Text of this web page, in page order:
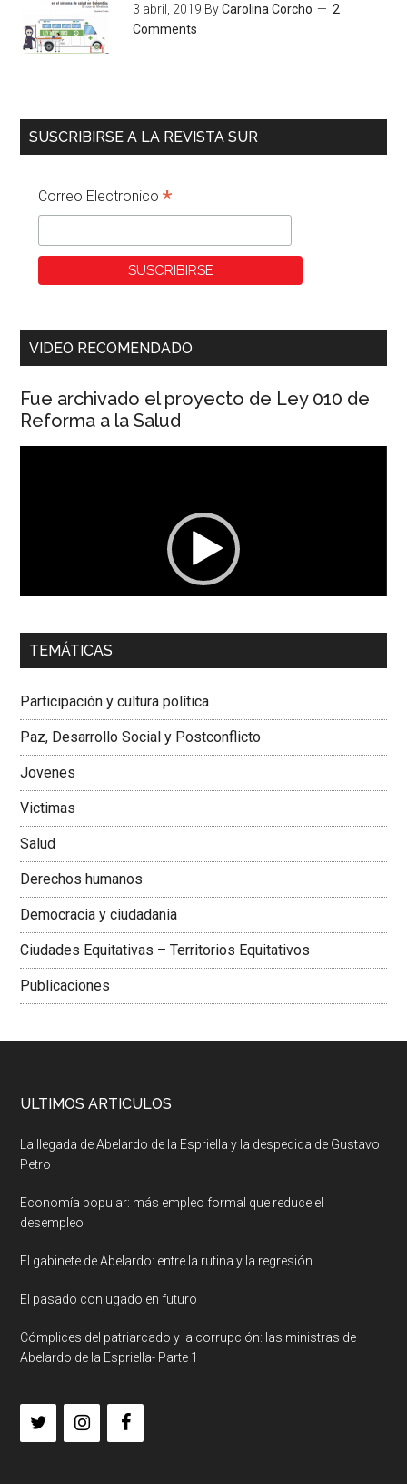
3 abril, 2019 ByCarolina Corcho
2
Comments
SUSCRIBIRSE A LA REVISTA SUR
Correo Electronico*
VIDEO RECOMENDADO
Fue archivado el proyecto de Ley 010 de
Reforma a la Salud
00:00 01:04
Dra. Carolina Corcho Mejía,Presidenta Corporación
Colombiana
TEMÁTICAS
Participación y cultura política
Paz, Desarrollo Social y Postconflicto
Jovenes
Victimas
Salud
Derechos humanos
Democracia y ciudadania
Ciudades Equitativas – Territorios Equitativos
Publicaciones
ULTIMOS ARTICULOS
La llegada de Abelardo de la Espriella y la despedida de Gustavo
Petro
Economía popular: más empleo formal que reduce el
desempleo
El gabinete de Abelardo: entre la rutina y la regresión
El pasado conjugado en futuro
Cómplices del patriarcado y la corrupción: las ministras de
Abelardo de la Espriella- Parte 1